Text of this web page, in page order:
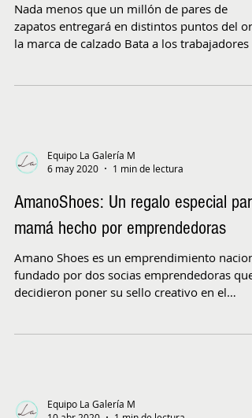
Nada menos que un millón de pares de
zapatos entregará en distintos puntos del
la marca de calzado Bata a los trabajadores
Equipo La Galería M
6 may 2020
1 min de lectura
AmanoShoes: Un regalo especial para
mamá hecho por emprendedoras
Amano Shoes es un emprendimiento
fundado por dos socias emprendedoras que
decidieron poner su sello creativo en el
Equipo La Galería M